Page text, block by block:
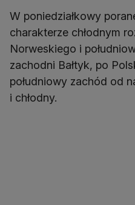
W poniedziałkowy
charakterze chłodnym
Norweskiego i
zachodni Bałtyk, po
południowy zachód od
i chłodny.